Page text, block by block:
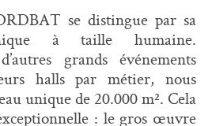
se distingue par sa
à taille humaine.
grands événements
halls par métier, nous
unique de 20.000 m². Cela
: le gros œuvre